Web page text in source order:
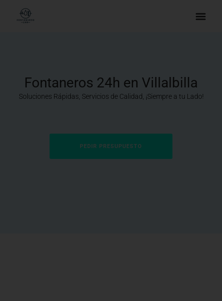
Fontaneros 24h en Villalbilla
Soluciones Rápidas, Servicios de Calidad, ¡Siempre a tu Lado!
PEDIR PRESUPUESTO